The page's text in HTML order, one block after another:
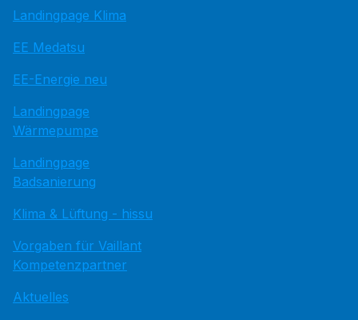
Landingpage Klima
EE Medatsu
EE-Energie neu
Landingpage
Wärmepumpe
Landingpage
Badsanierung
Klima & Lüftung - hissu
Vorgaben für Vaillant
Kompetenzpartner
Aktuelles